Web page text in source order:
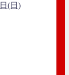
(日)